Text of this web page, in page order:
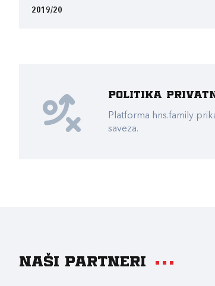
2019/20
Politika
Platforma hns.family
saveza.
Naši partneri